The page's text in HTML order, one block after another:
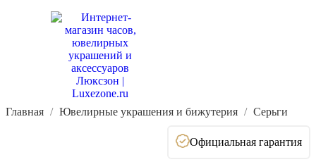
Главная Ювелирные украшения и бижутерия Серьги
Официальная гарантия